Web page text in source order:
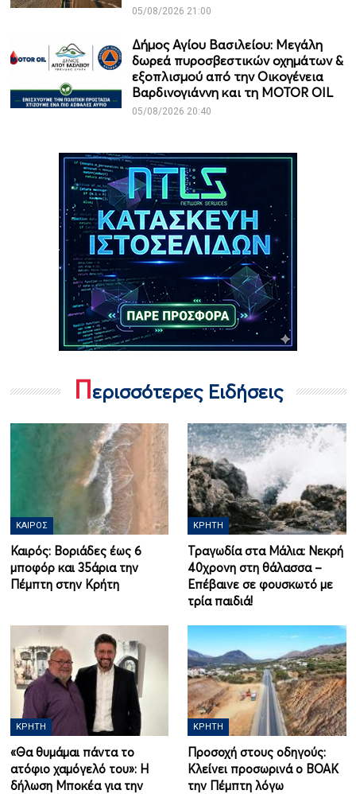
05/08/2026 21:00
Δήμος Αγίου Βασιλείου: Μεγάλη
δωρεά πυροσβεστικών οχημάτων &
εξοπλισμού από την Οικογένεια
Βαρδινογιάννη και τη MOTOR OIL
05/08/2026 20:40
Περισσότερες Ειδήσεις
ΚΑΙΡΌΣ
Καιρός: Βοριάδες έως 6
μποφόρ και 35άρια την
Πέμπτη στην Κρήτη
ΚΡΉΤΗ
Τραγωδία στα Μάλια: Νεκρή
40χρονη στη θάλασσα –
Επέβαινε σε φουσκωτό με
τρία παιδιά!
ΚΡΉΤΗ
«Θα θυμάμαι πάντα το
ατόφιο χαμόγελό του»: Η
δήλωση Μποκέα για την
ΚΡΉΤΗ
Προσοχή στους οδηγούς:
Κλείνει προσωρινά ο ΒΟΑΚ
την Πέμπτη λόγω